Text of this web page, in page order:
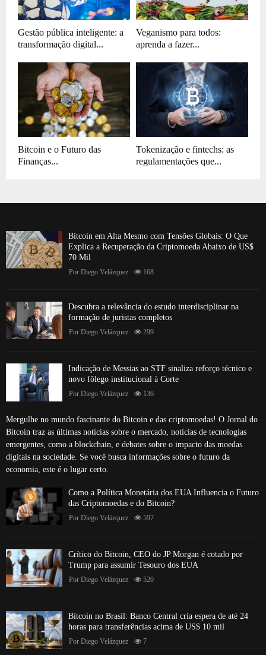
Gestão pública inteligente: a
transformação digital...
Veganismo para todos:
aprenda a fazer...
Bitcoin e o Futuro das
Finanças...
Tokenização e fintechs: as
regulamentações que...
Bitcoin em Alta Mesmo com Tensões Globais: O Que
Explica a Recuperação da Criptomoeda Abaixo de US$
70 Mil
Por Diego Velázquez 168
Descubra a relevância do estudo interdisciplinar na
formação de juristas completos
Por Diego Velázquez 299
Indicação de Messias ao STF sinaliza reforço técnico e
novo fôlego institucional à Corte
Por Diego Velázquez 136
Mergulhe no mundo fascinante do Bitcoin e das criptomoedas! O Jornal do
Bitcoin traz as últimas notícias sobre o mercado, notícias de tecnologias
emergentes, como a blockchain, e debates sobre o impacto das moedas
digitais na sociedade. Se você busca informações sobre o futuro da
economia, este é o lugar certo.
Como a Política Monetária dos EUA Influencia o Futuro
das Criptomoedas e do Bitcoin?
Por Diego Velázquez 597
Crítico do Bitcoin, CEO do JP Morgan é cotado por
Trump para assumir Tesouro dos EUA
Por Diego Velázquez 520
Bitcoin no Brasil: Banco Central cria espera de até 24
horas para transferências acima de US$ 10 mil
Por Diego Velázquez 7